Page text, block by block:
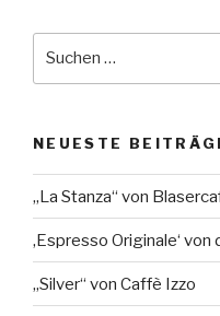
NEUESTE
„La Stanza“ von
‚Espresso Originale‘
„Silver“ von Caffè Izzo